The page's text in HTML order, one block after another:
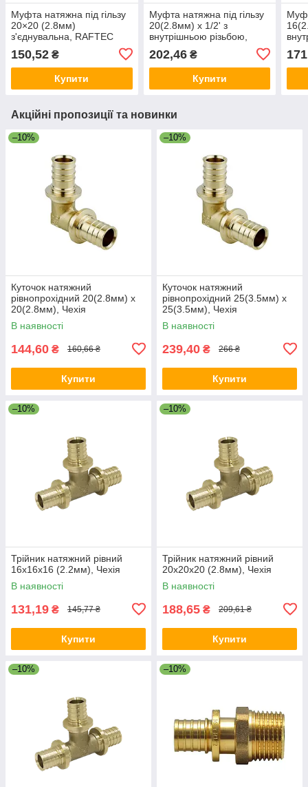
Муфта натяжна під гільзу
20×20 (2.8мм)
з'єднувальна, RAFTEC
150,52 ₴
Купити
Муфта натяжна під гільзу
20(2.8мм) х 1/2' з
внутрішньою різьбою,
202,46₴
Купити
Акційні пропозиції та новинки
–10%
Куточок натяжний
рівнопрохідний 20(2.8мм) x
20(2.8мм), Чехія
В наявності
144,60 ₴ 160,66 ₴
Купити
–10%
Куточок натяжний
рівнопрохідний 25(3.5мм) x
25(3.5мм), Чехія
В наявності
239,40 ₴ 266 ₴
Купити
–10%
Трійник натяжний рівний
16x16x16 (2.2мм), Чехія
В наявності
131,19 ₴ 145,77 ₴
Купити
–10%
Трійник натяжний рівний
20x20x20 (2.8мм), Чехія
В наявності
188,65 ₴ 209,61 ₴
Купити
–10% –10%